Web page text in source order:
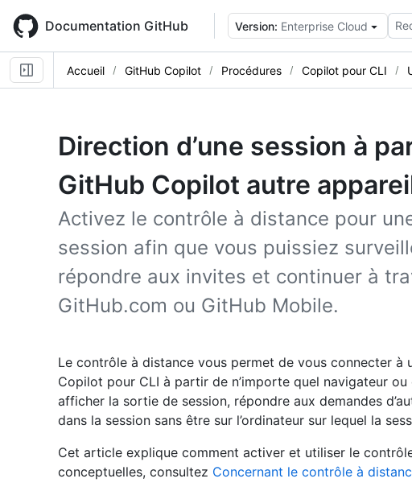
main
content
Documentation GitHub Version: Enterprise Cloud
Accueil GitHub Copilot Procédures Copilot pour CLI
Direction d’une session à
GitHub Copilot autre
Activez le contrôle à distance pour
session afin que vous puissiez
répondre aux invites et continuer à
GitHub.com ou GitHub Mobile.
Le contrôle à distance vous permet de vous connecter à
Copilot pour CLI à partir de n’importe quel navigateur
afficher la sortie de session, répondre aux demandes
dans la session sans être sur l’ordinateur sur lequel la
Cet article explique comment activer et utiliser le
conceptuelles, consultez Concernant le contrôle à